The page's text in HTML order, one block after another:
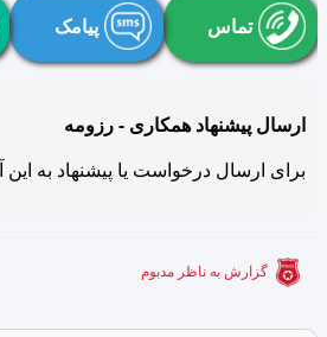
تماس پیامک
ارسال پیشنهاد همکاری - رزومه
برای ارسال درخواست یا پیشنهاد به این
گزارش به ناظر مدبوم